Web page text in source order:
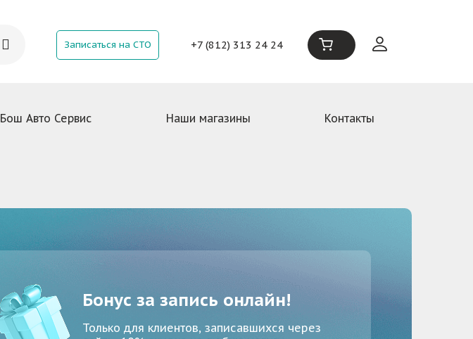
Записаться на СТО +7 (812) 313 24 24
Бош Авто Сервис Наши магазины Контакты
Бонус за запись онлайн!
Только для клиентов, записавшихся через